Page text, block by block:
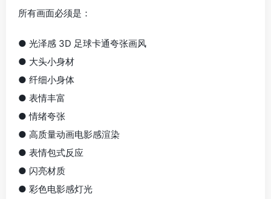
所有画面必须是：
● 光泽感 3D 足球卡通夸张画风
● 大头小身材
● 纤细小身体
● 表情丰富
● 情绪夸张
● 高质量动画电影感渲染
● 表情包式反应
● 闪亮材质
● 彩色电影感灯光